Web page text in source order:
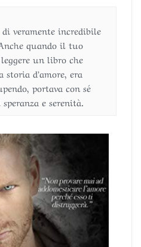
romance
di veramente incredibile
quando il tuo
un libro che
storia d’amore, era
portava con sé
e serenità.